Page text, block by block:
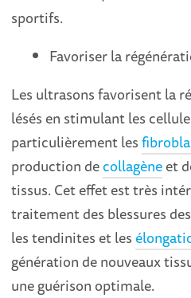
sportifs.
Favoriser la
Les ultrasons favorisent la
lésés en stimulant les
particulièrement les
production decollagèneet
tissus. Cet effet est très
traitement des blessures
les tendinites et les
génération de nouveaux
une guérison optimale.